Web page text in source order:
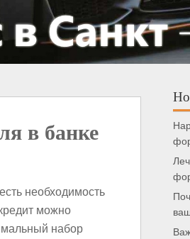
в банке
необходимость
можно
набор